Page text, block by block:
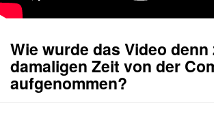
Wie wurde das Video denn
damaligen Zeit von der
aufgenommen?